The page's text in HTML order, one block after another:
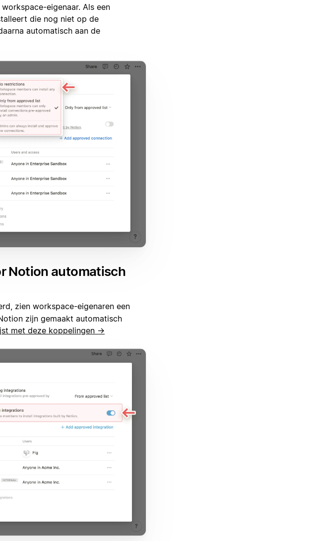
eigenaar. Als een
die nog niet op de
automatisch aan de
Notion automatisch
zien workspace-eigenaren een
zijn gemaakt automatisch
met deze koppelingen →